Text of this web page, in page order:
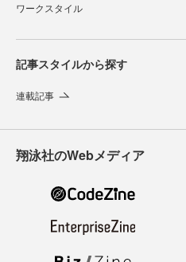
ワークスタイル
記事スタイルから探す
連載記事
翔泳社のWebメディア